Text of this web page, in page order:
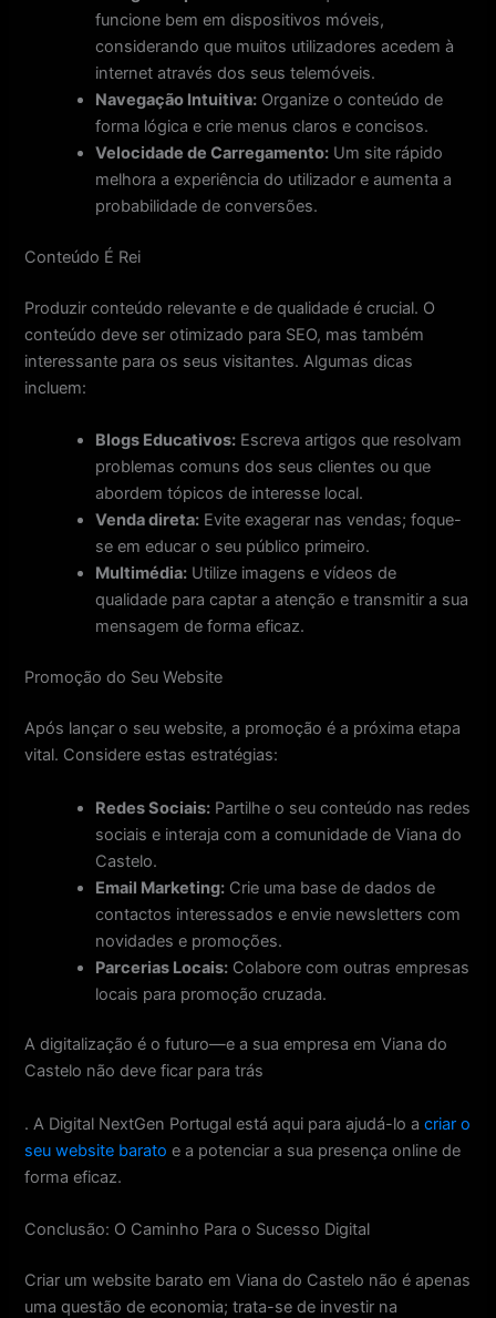
funcione bem em dispositivos móveis,
considerando que muitos utilizadores acedem à
internet através dos seus telemóveis.
Navegação Intuitiva: Organize o conteúdo de
forma lógica e crie menus claros e concisos.
Velocidade de Carregamento: Um site rápido
melhora a experiência do utilizador e aumenta a
probabilidade de conversões.
Conteúdo É Rei
Produzir conteúdo relevante e de qualidade é crucial. O
conteúdo deve ser otimizado para SEO, mas também
interessante para os seus visitantes. Algumas dicas
incluem:
Blogs Educativos: Escreva artigos que resolvam
problemas comuns dos seus clientes ou que
abordem tópicos de interesse local.
Venda direta: Evite exagerar nas vendas; foque-
se em educar o seu público primeiro.
Multimédia: Utilize imagens e vídeos de
qualidade para captar a atenção e transmitir a sua
mensagem de forma eficaz.
Promoção do Seu Website
Após lançar o seu website, a promoção é a próxima etapa
vital. Considere estas estratégias:
Redes Sociais: Partilhe o seu conteúdo nas redes
sociais e interaja com a comunidade de Viana do
Castelo.
Email Marketing: Crie uma base de dados de
contactos interessados e envie newsletters com
novidades e promoções.
Parcerias Locais: Colabore com outras empresas
locais para promoção cruzada.
A digitalização é o futuro—e a sua empresa em Viana do
Castelo não deve ficar para trás
. A Digital NextGen Portugal está aqui para ajudá-lo acriar o
seu website barato e a potenciar a sua presença online de
forma eficaz.
Conclusão: O Caminho Para o Sucesso Digital
Criar um website barato em Viana do Castelo não é apenas
uma questão de economia; trata-se de investir na